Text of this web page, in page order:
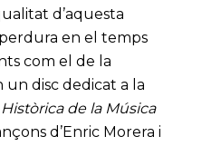
d’aquesta
en el temps
com el de la
un disc dedicat a la
de la Música
d’Enric Morera i